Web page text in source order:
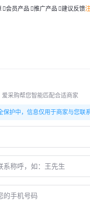
会员产品 推广产品 建议反馈
爱采购帮您智能匹配合适商家
保护中，信息仅用于商家与您联